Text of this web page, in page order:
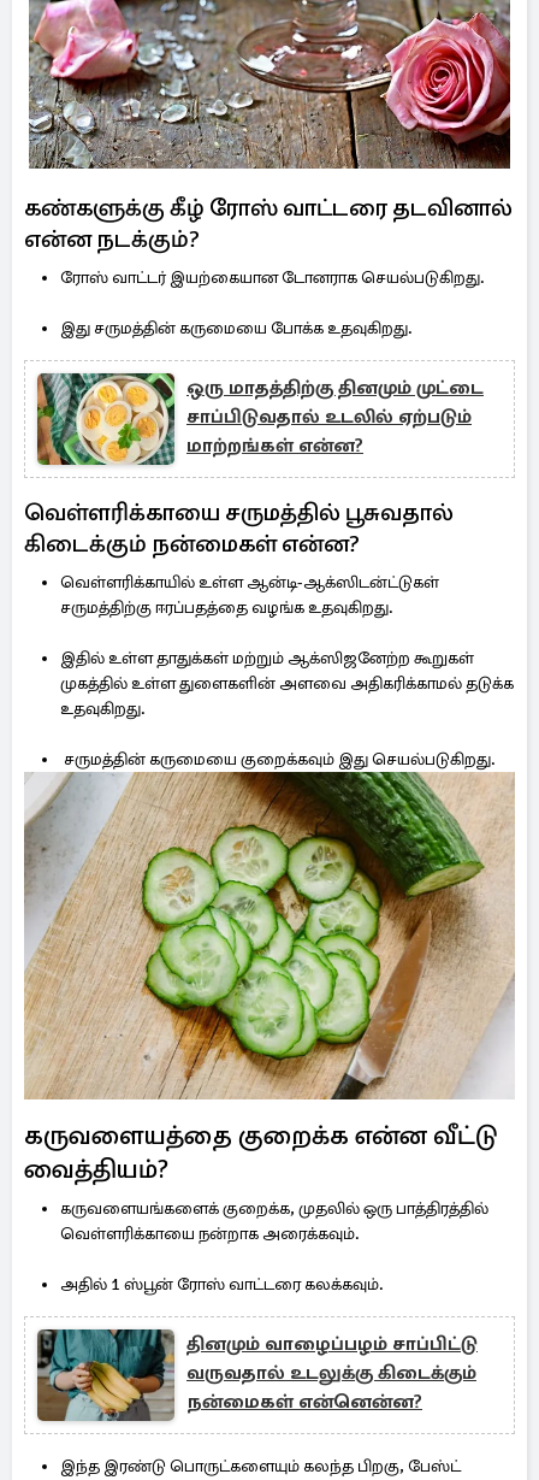
கண்களுக்கு கீழ் ரோஸ் வாட்டரை தடவினால்
என்ன நடக்கும்?
ரோஸ் வாட்டர் இயற்கையான டோனராக செயல்படுகிறது.
இது சருமத்தின் கருமையை போக்க உதவுகிறது.
ஒரு மாதத்திற்கு தினமும் முட்டை
சாப்பிடுவதால் உடலில் ஏற்படும்
மாற்றங்கள் என்ன?
வெள்ளரிக்காயை சருமத்தில் பூசுவதால்
கிடைக்கும் நன்மைகள் என்ன?
வெள்ளரிக்காயில் உள்ள ஆன்டி-ஆக்ஸிடன்ட்டுகள்
சருமத்திற்கு ஈரப்பதத்தை வழங்க உதவுகிறது.
இதில் உள்ள தாதுக்கள் மற்றும் ஆக்ஸிஜனேற்ற கூறுகள்
முகத்தில் உள்ள துளைகளின் அளவை அதிகரிக்காமல் தடுக்க
உதவுகிறது.
சருமத்தின் கருமையை குறைக்கவும் இது செயல்படுகிறது.
கருவளையத்தை குறைக்க என்ன வீட்டு
வைத்தியம்?
கருவளையங்களைக் குறைக்க, முதலில் ஒரு பாத்திரத்தில்
வெள்ளரிக்காயை நன்றாக அரைக்கவும்.
அதில் 1 ஸ்பூன் ரோஸ் வாட்டரை கலக்கவும்.
தினமும் வாழைப்பழம் சாப்பிட்டு
வருவதால் உடலுக்கு கிடைக்கும்
நன்மைகள் என்னென்ன?
இந்த இரண்டு பொருட்களையும் கலந்த பிறகு, பேஸ்ட்